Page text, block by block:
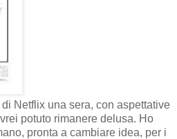
Netflix una sera, con aspettative
potuto rimanere delusa. Ho
pronta a cambiare idea, per i